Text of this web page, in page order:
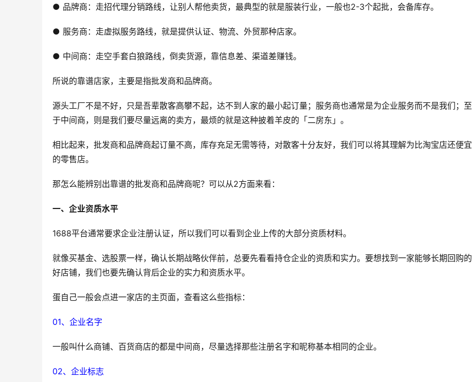
● 品牌商：走招代理分销路线，让别人帮他卖货，最典型的就是服装行业，一般也2-3个起批，会备库存。
● 服务商：走虚拟服务路线，就是提供认证、物流、外贸那种店家。
● 中间商：走空手套白狼路线，倒卖货源，靠信息差、渠道差赚钱。
所说的靠谱店家，主要是指批发商和品牌商。
源头工厂不是不好，只是吾辈散客高攀不起，达不到人家的最小起订量；服务商也通常是为企业服务而不是我们；至
于中间商，则是我们要尽量远离的卖方，最烦的就是这种披着羊皮的「二房东」。
相比起来，批发商和品牌商起订量不高，库存充足无需等待，对散客十分友好，我们可以将其理解为比淘宝店还便宜
的零售店。
那怎么能辨别出靠谱的批发商和品牌商呢？可以从2方面来看：
一、企业资质水平
1688平台通常要求企业注册认证，所以我们可以看到企业上传的大部分资质材料。
就像买基金、选股票一样，确认长期战略伙伴前，总要先看看持仓企业的资质和实力。要想找到一家能够长期回购的
好店铺，我们也要先确认背后企业的实力和资质水平。
蛋自己一般会点进一家店的主页面，查看这么些指标：
01、企业名字
一般叫什么商铺、百货商店的都是中间商，尽量选择那些注册名字和昵称基本相同的企业。
02、企业标志